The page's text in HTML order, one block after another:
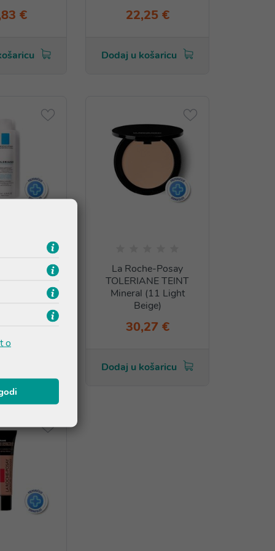
€ 22,25 €
Dodaj u košaricu
La Roche-Posay
TOLERIANE TEINT
Mineral (11 Light
Beige)
30,27 €
Dodaj u košaricu
o